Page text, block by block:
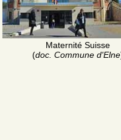
Maternité Suisse
(doc. Commune d'Elne